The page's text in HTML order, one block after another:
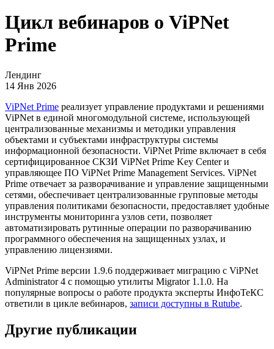
Цикл вебинаров о ViPNet
Prime
Лендинг
14 Янв 2026
ViPNet Prime реализует управление продуктами и решениями
ViPNet в единой многомодульной системе, использующей
централизованные механизмы и методики управления
объектами и субъектами инфраструктуры системы
информационной безопасности. ViPNet Prime включает в себя
сертифицированное СКЗИ ViPNet Prime Key Center и
управляющее ПО ViPNet Prime Management Services. ViPNet
Prime отвечает за разворачивание и управление защищенными
сетями, обеспечивает централизованные групповые методы
управления политиками безопасности, предоставляет удобные
инструменты мониторинга узлов сети, позволяет
автоматизировать рутинные операции по разворачиванию
программного обеспечения на защищенных узлах, и
управлению лицензиями.
ViPNet Prime версии 1.9.6 поддерживает миграцию с ViPNet
Administrator 4 с помощью утилиты Migrator 1.1.0. На
популярные вопросы о работе продукта эксперты ИнфоТеКС
ответили в цикле вебинаров, записи доступны в Rutube.
Другие публикации